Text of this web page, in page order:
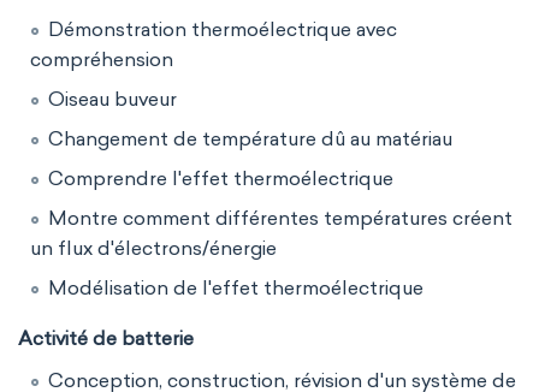
Démonstration thermoélectrique avec
compréhension
Oiseau buveur
Changement de température dû au matériau
Comprendre l'effet thermoélectrique
Montre comment différentes températures créent
un flux d'électrons/énergie
Modélisation de l'effet thermoélectrique
Activité de batterie
Conception, construction, révision d'un système de